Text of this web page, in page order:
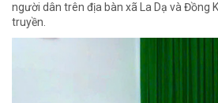
người dân trên địa bàn xã La Dạ và Đồng
truyền.